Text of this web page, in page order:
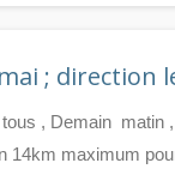
; direction
, Demain matin
14km maximum